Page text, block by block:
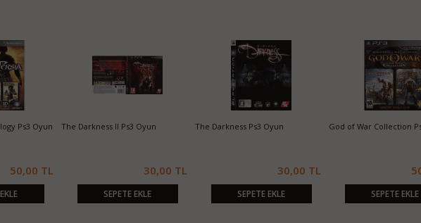
Ps3 Oyun
50,00 TL
The Darkness II Ps3 Oyun
30,00 TL
SEPETE EKLE
The Darkness Ps3 Oyun
30,00 TL
SEPETE EKLE
God of War Collection
SEPETE EKLE